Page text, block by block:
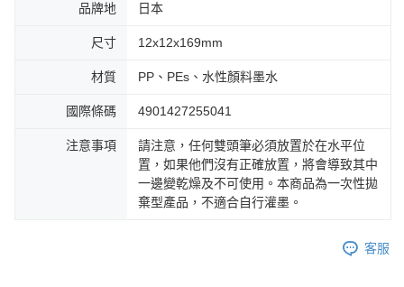
品牌地 日本
尺寸 12x12x169mm
材質 PP、PEs、水性顏料墨水
國際條碼 4901427255041
注意事項
請注意，任何雙頭筆必須放置於在水平位
置，如果他們沒有正確放置，將會導致其中
一邊變乾燥及不可使用。本商品為一次性拋
棄型產品，不適合自行灌墨。
客服